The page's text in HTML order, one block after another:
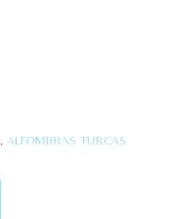
ALFOMBRAS TURCAS